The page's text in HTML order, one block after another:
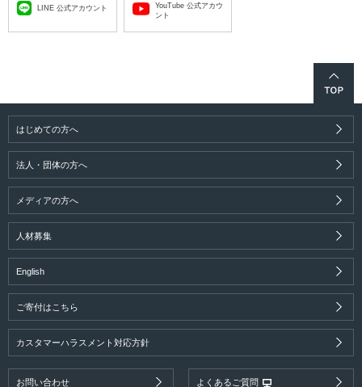
LINE 公式アカウント
YouTube 公式アカウ
ント
はじめての方へ
法人・団体の方へ
メディアの方へ
人材募集
English
ご寄付はこちら
カスタマーハラスメント対応方針
お問い合わせ よくあるご質問